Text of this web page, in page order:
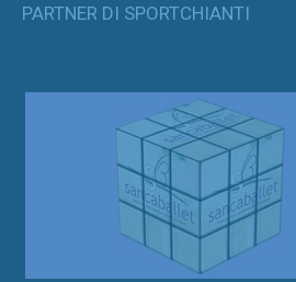
PARTNER DI SPORTCHIANTI